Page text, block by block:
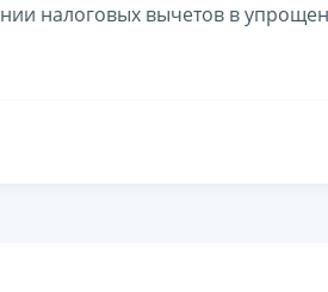
налоговых вычетов в